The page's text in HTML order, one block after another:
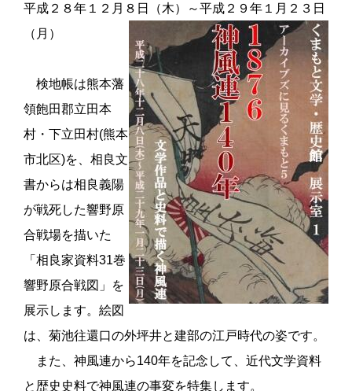
平成 ２８年 １２ 月８日 （木） ～平成２９年 １ 月 ２３ 日
（ 月 ）
検地帳は熊本藩
領飽田郡立田本
村・下立田村(熊本
市北区)を 、相良文
書からは相良義陽
が戦死した響野原
合戦場を描いた
「相良家資料31巻
響野原合戦図」を
展示します。絵図
は、菊池往還口の外坪井と建部の江戸時代の姿です。
また、神風連から140年を記念して、近代文学資料
と歴史史料で神風連の事変を特集します。